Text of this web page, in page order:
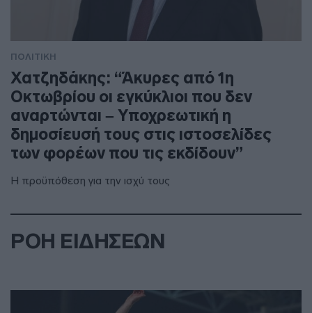
ΠΟΛΙΤΙΚΗ
Χατζηδάκης: “Άκυρες από 1η
Οκτωβρίου οι εγκύκλιοι που δεν
αναρτώνται – Υποχρεωτική η
δημοσίευσή τους στις ιστοσελίδες
των φορέων που τις εκδίδουν”
Η προϋπόθεση για την ισχύ τους
ΡΟΗ ΕΙΔΗΣΕΩΝ